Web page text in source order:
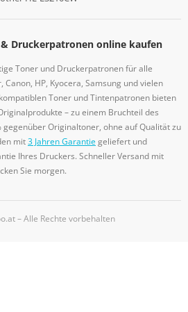
Druckerpatronen online kaufen
Toner und Druckerpatronen für alle
HP, Kyocera, Samsung und vielen
Toner und Tintenpatronen bieten
– zu einem Bruchteil des
gegenüber Originaltoner, ohne auf Qualität zu
mit3 Jahren Garantiegeliefert und
Ihres Druckers. Schneller Versand mit
Sie morgen.
– Alle Rechte vorbehalten